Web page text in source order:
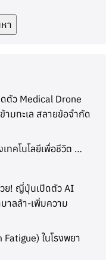
า
ตัว Medical Drone
มทะเล สลายข้อจำกัด
ทคโนโลยีเพื่อชีวิต …
ย! ญี่ปุ่นเปิดตัว AI
าลล้า-เพิ่มความ
ในโรงพยา